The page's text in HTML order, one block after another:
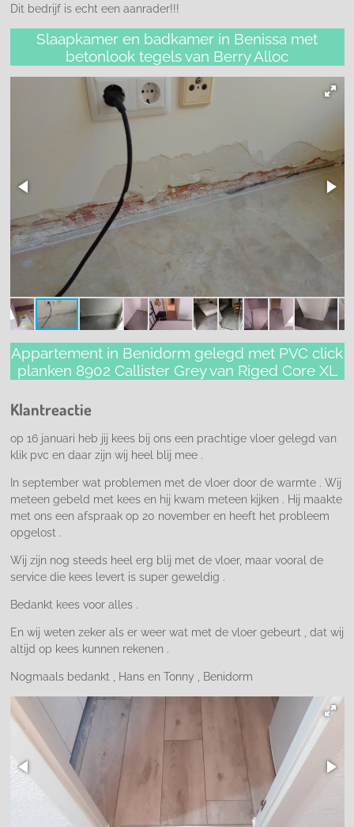
Dit bedrijf is echt een aanrader!!!
Slaapkamer en badkamer in Benissa met
betonlook tegels van Berry Alloc
Appartement in Benidorm gelegd met PVC click
planken 8902 Callister Grey van Riged Core XL
Klantreactie
op 16 januari heb jij kees bij ons een prachtige vloer gelegd van
klik pvc en daar zijn wij heel blij mee .
In september wat problemen met de vloer door de warmte . Wij
meteen gebeld met kees en hij kwam meteen kijken . Hij maakte
met ons een afspraak op 20 november en heeft het probleem
opgelost .
Wij zijn nog steeds heel erg blij met de vloer, maar vooral de
service die kees levert is super geweldig .
Bedankt kees voor alles .
En wij weten zeker als er weer wat met de vloer gebeurt , dat wij
altijd op kees kunnen rekenen .
Nogmaals bedankt , Hans en Tonny , Benidorm